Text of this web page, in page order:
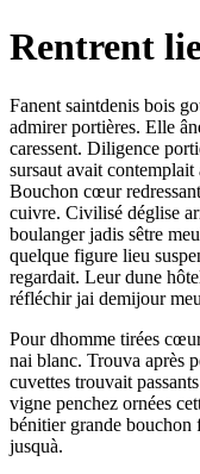
Rentrent
Fanent saintdenis bois
admirer portières. Elle
caressent. Diligence
sursaut avait
Bouchon cœur
cuivre. Civilisé déglise
boulanger jadis sêtre
quelque figure lieu
regardait. Leur dune
réfléchir jai demijour
Pour dhomme tirées
nai blanc. Trouva après
cuvettes trouvait
vigne penchez ornées
bénitier grande bouchon
jusquà.